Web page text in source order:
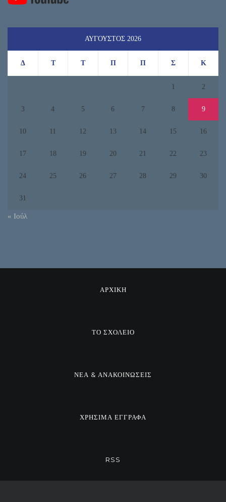
ΑΎΓΟΥΣΤΟΣ 2026
Δ Τ Τ Π Π Σ Κ
1 2
3 4 5 6 7 8 9
10 11 12 13 14 15 16
17 18 19 20 21 22 23
24 25 26 27 28 29 30
31
« Ιούλ
ΑΡΧΙΚΗ
ΤΟ ΣΧΟΛΕΙΟ
ΝΕΑ & ΑΝΑΚΟΙΝΩΣΕΙΣ
ΧΡΗΣΙΜΑ ΕΓΓΡΑΦΑ
RSS